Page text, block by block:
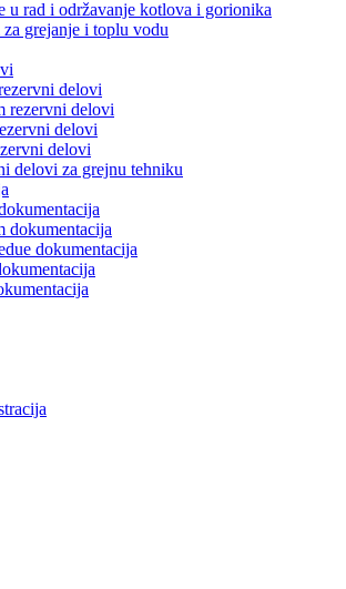
u rad i održavanje kotlova i gorionika
grejanje i toplu vodu
delovi
rezervni delovi
delovi
delovi
delovi za grejnu tehniku
dokumentacija
dokumentacija